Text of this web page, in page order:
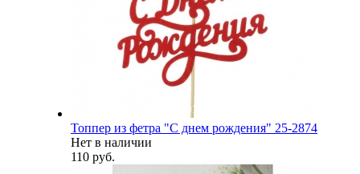
Топпер из фетра "С днем рождения" 25-2874
Нет в наличии
110 руб.